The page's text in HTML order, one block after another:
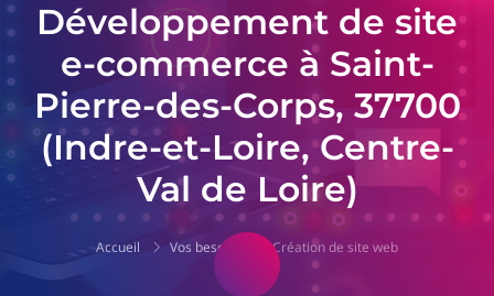
Développement de site
e-commerce à Saint-
Pierre-des-Corps, 37700
(Indre-et-Loire, Centre-
Val de Loire)
Accueil Vos besoins Création de site web